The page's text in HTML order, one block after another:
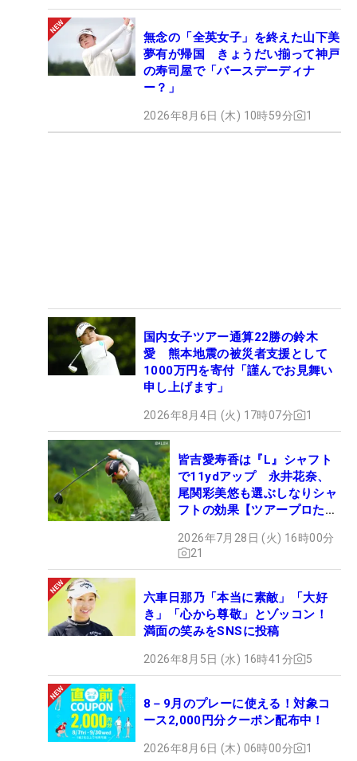
無念の「全英女子」を終えた山下美
夢有が帰国 きょうだい揃って神戸
の寿司屋で「バースデーディナ
ー？」
2026年8月6日 (木) 10時59分 1
国内女子ツアー通算22勝の鈴木
愛 熊本地震の被災者支援として
1000万円を寄付「謹んでお見舞い
申し上げます」
2026年8月4日 (火) 17時07分 1
皆吉愛寿香は『L』シャフト
で11ydアップ 永井花奈、
尾関彩美悠も選ぶしなりシャ
フトの効果【ツアープロたち
2026年7月28日 (火) 16時00分
21
六車日那乃「本当に素敵」「大好
き」「心から尊敬」とゾッコン！
満面の笑みをSNSに投稿
2026年8月5日 (水) 16時41分 5
8－9月のプレーに使える！対象コ
ース2,000円分クーポン配布中！
2026年8月6日 (木) 06時00分 1